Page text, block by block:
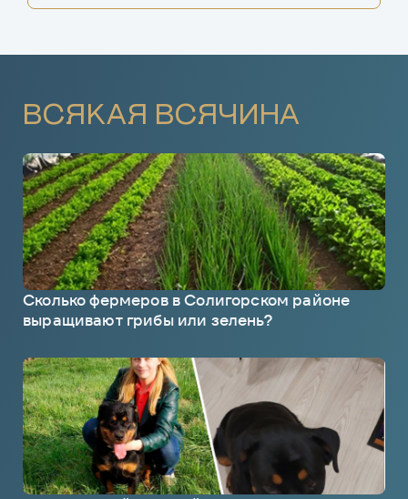
ВСЯКАЯ ВСЯЧИНА
Сколько фермеров в Солигорском районе
выращивают грибы или зелень?